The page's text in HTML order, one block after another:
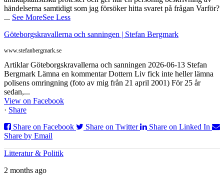
händelserna samtidigt som jag försöker hitta svaret på frågan Varför?
... See MoreSee Less
Göteborgskravallerna och sanningen | Stefan Bergmark
www.stefanbergmark.se
Artiklar Göteborgskravallerna och sanningen 2026-06-13 Stefan
Bergmark Lämna en kommentar Dottern Liv fick inte heller lämna
polisens omringning (foto av mig från 21 april 2001) För 25 år
sedan,...
View on Facebook
· Share
Share on Facebook
Share on Twitter
Share on Linked In
Share by Email
Litteratur & Politik
2 months ago